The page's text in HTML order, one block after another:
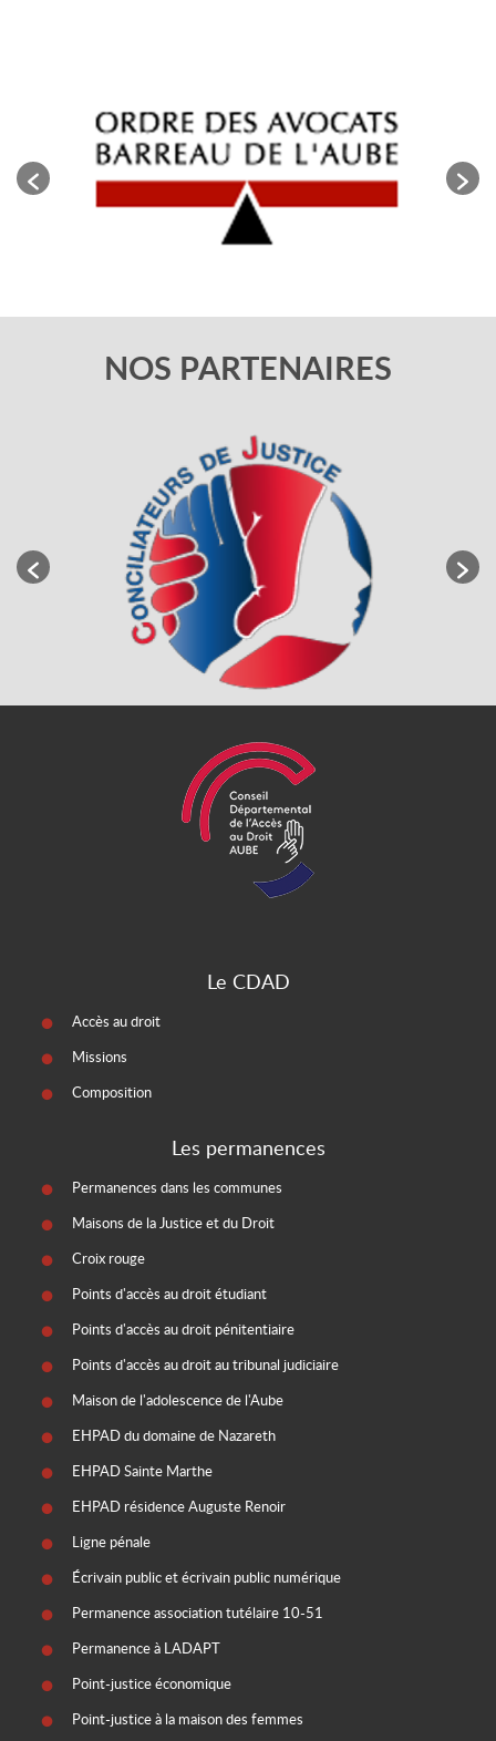
NOS PARTENAIRES
Le CDAD
Accès au droit
Missions
Composition
Les permanences
Permanences dans les communes
Maisons de la Justice et du Droit
Croix rouge
Points d'accès au droit étudiant
Points d'accès au droit pénitentiaire
Points d'accès au droit au tribunal judiciaire
Maison de l'adolescence de l'Aube
EHPAD du domaine de Nazareth
EHPAD Sainte Marthe
EHPAD résidence Auguste Renoir
Ligne pénale
Écrivain public et écrivain public numérique
Permanence association tutélaire 10-51
Permanence à LADAPT
Point-justice économique
Point-justice à la maison des femmes